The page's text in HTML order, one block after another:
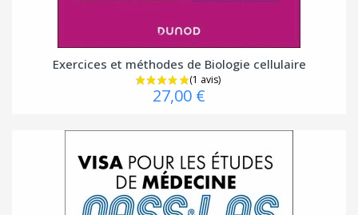
Exercices et méthodes de Biologie cellulaire
27,00 €